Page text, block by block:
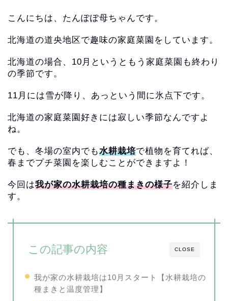
こんにちは、たんぽぽ母ちゃんです。
北海道の道央地区で趣味の家庭菜園をしています。
北海道の場合、10月というともう家庭菜園も終わり
の季節です。
11月には雪が降り、あっという間に氷点下です。
北海道の家庭菜園好きには寂しい季節なんですよ
ね。
でも、冬場の室内でも水耕栽培で植物を育てれば、
春までプチ菜園を楽しむことができますよ！
今回は我が家の水耕栽培の種まきの様子を紹介しま
す。
CLOSE
この記事の内容
我が家の水耕栽培は10月スタート【 水耕栽培の
種まきと温度管理】